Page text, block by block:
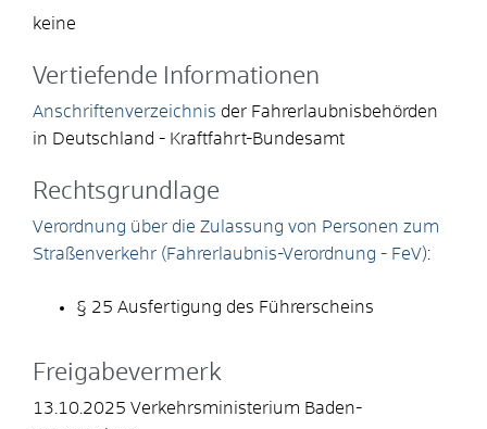
keine
Vertiefende Informationen
Anschriftenverzeichnis der Fahrerlaubnisbehörden
in Deutschland - Kraftfahrt-Bundesamt
Rechtsgrundlage
Verordnung über die Zulassung von Personen zum
Straßenverkehr (Fahrerlaubnis-Verordnung - FeV):
§ 25 Ausfertigung des Führerscheins
Freigabevermerk
13.10.2025 Verkehrsministerium Baden-